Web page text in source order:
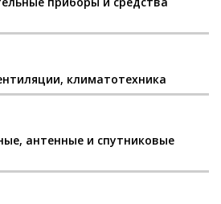
климатотехника
антенные и спутниковые